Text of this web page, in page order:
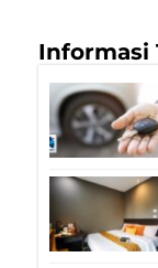
Informasi